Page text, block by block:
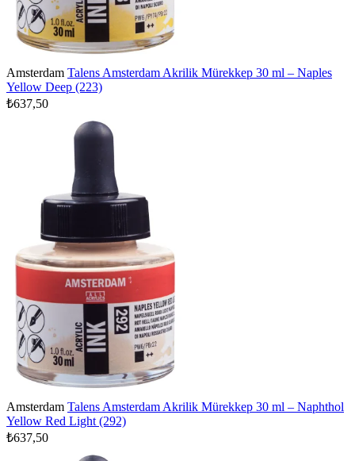
Amsterdam Talens Amsterdam Akrilik Mürekkep 30 ml – Naples
Yellow Deep (223)
₺637,50
Amsterdam Talens Amsterdam Akrilik Mürekkep 30 ml – Naphthol
Yellow Red Light (292)
₺637,50